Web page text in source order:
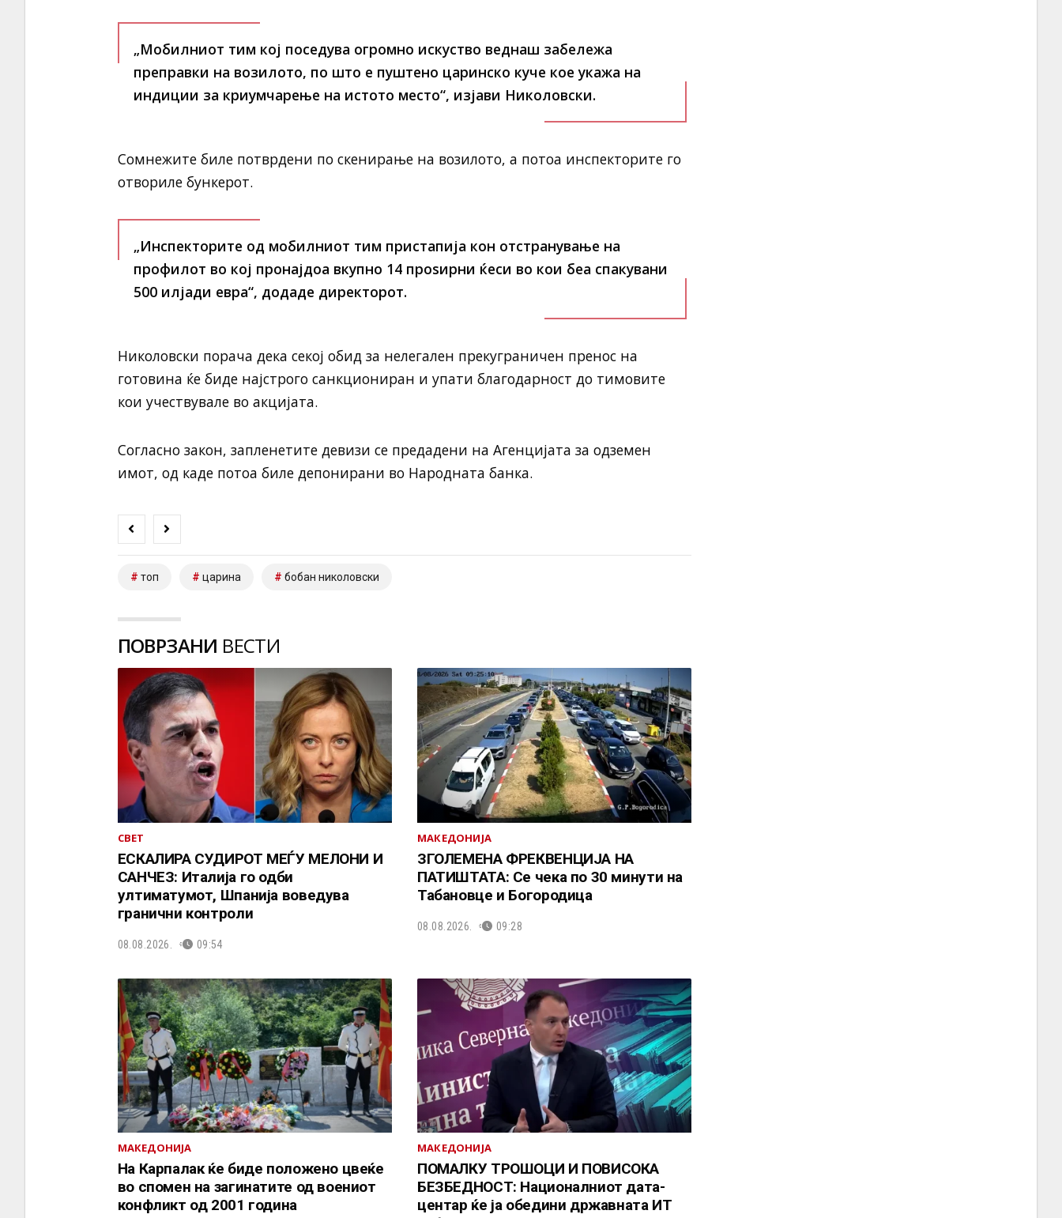
„Мобилниот тим кој поседува огромно искуство веднаш забележа
преправки на возилото, по што е пуштено царинско куче кое укажа на
индиции за криумчарење на истото место“, изјави Николовски.
Сомнежите биле потврдени по скенирање на возилото, а потоа инспекторите го
отвориле бункерот.
„Инспекторите од мобилниот тим пристапија кон отстранување на
профилот во кој пронајдоа вкупно 14 проѕирни ќеси во кои беа спакувани
500 илјади евра“, додаде директорот.
Николовски порача дека секој обид за нелегален прекуграничен пренос на
готовина ќе биде најстрого санкциониран и упати благодарност до тимовите
кои учествувале во акцијата.
Согласно закон, запленетите девизи се предадени на Агенцијата за одземен
имот, од каде потоа биле депонирани во Народната банка.
топ царина бобан николовски
ПОВРЗАНИ ВЕСТИ
СВЕТ
ЕСКАЛИРА СУДИРОТ МЕЃУ МЕЛОНИ И
САНЧЕЗ: Италија го одби
ултиматумот, Шпанија воведува
гранични контроли
08.08.2026. 09:54
МАКЕДОНИЈА
ЗГОЛЕМЕНА ФРЕКВЕНЦИЈА НА
ПАТИШТАТА: Се чека по 30 минути на
Табановце и Богородица
08.08.2026. 09:28
МАКЕДОНИЈА
На Карпалак ќе биде положено цвеќе
во спомен на загинатите од воениот
конфликт од 2001 година
МАКЕДОНИЈА
ПОМАЛКУ ТРОШОЦИ И ПОВИСОКА
БЕЗБЕДНОСТ: Националниот дата-
центар ќе ја обедини државната ИТ